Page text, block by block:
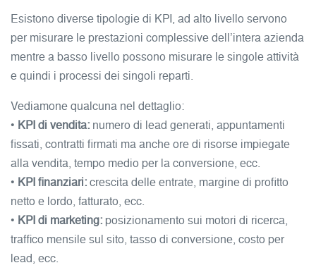
Esistono diverse tipologie di KPI, ad alto livello servono
per misurare le prestazioni complessive dell’intera azienda
mentre a basso livello possono misurare le singole attività
e quindi i processi dei singoli reparti.
Vediamone qualcuna nel dettaglio:
• KPI di vendita: numero di lead generati, appuntamenti
fissati, contratti firmati ma anche ore di risorse impiegate
alla vendita, tempo medio per la conversione, ecc.
• KPI finanziari:crescita delle entrate, margine di profitto
netto e lordo, fatturato, ecc.
• KPI di marketing: posizionamento sui motori di ricerca,
traffico mensile sul sito, tasso di conversione, costo per
lead, ecc.